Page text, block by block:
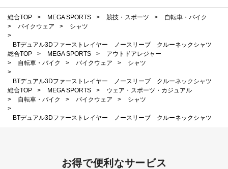
総合TOP > MEGA SPORTS > 競技・スポーツ >
自転車・バイク
>
バイクウェア >
シャツ
>
BTデュアル3Dファーストレイヤー ノースリーブ クルーネックシャツ
総合TOP
> MEGA SPORTS >
アウトドアレジャー
>
自転車・バイク > バイクウェア >
シャツ
>
BTデュアル3Dファーストレイヤー ノースリーブ クルーネックシャツ
総合TOP
> MEGA SPORTS >
ウェア・スポーツ・カジュアル
>
自転車・バイク > バイクウェア >
シャツ
>
BTデュアル3Dファーストレイヤー ノースリーブ クルーネックシャツ
お得で便利なサービス